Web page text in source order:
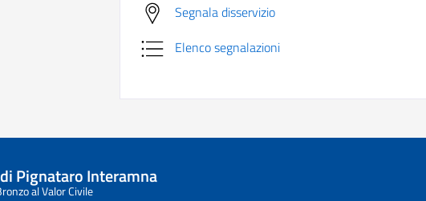
Segnala disservizio
Elenco segnalazioni
Pignataro Interamna
al Valor Civile